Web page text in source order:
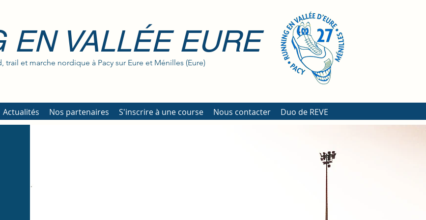
EN VALLÉE EURE
trail et marche nordique à Pacy sur Eure et Ménilles (Eure)
Actualités Nos partenaires S'inscrire à une course Nous contacter Duo de REVE